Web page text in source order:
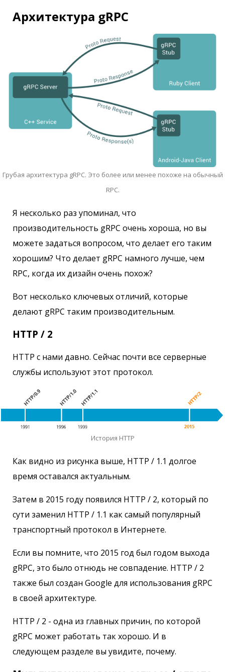
Архитектура gRPC
Грубая архитектура gRPC. Это более или менее похоже на обычный
RPC.
Я несколько раз упоминал, что
производительность gRPC очень хороша, но вы
можете задаться вопросом, что делает его таким
хорошим? Что делает gRPC намного лучше, чем
RPC, когда их дизайн очень похож?
Вот несколько ключевых отличий, которые
делают gRPC таким производительным.
HTTP / 2
HTTP с нами давно. Сейчас почти все серверные
службы используют этот протокол.
История HTTP
Как видно из рисунка выше, HTTP / 1.1 долгое
время оставался актуальным.
Затем в 2015 году появился HTTP / 2, который по
сути заменил HTTP / 1.1 как самый популярный
транспортный протокол в Интернете.
Если вы помните, что 2015 год был годом выхода
gRPC, это было отнюдь не совпадение. HTTP / 2
также был создан Google для использования gRPC
в своей архитектуре.
HTTP / 2 - одна из главных причин, по которой
gRPC может работать так хорошо. И в
следующем разделе вы увидите, почему.